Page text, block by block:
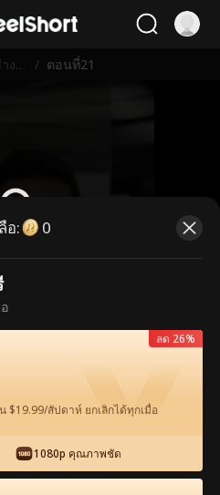
งก่
/ ตอนที่21
ยม กรุณาปลดล็อก
บชม
ดูฟรีในแอป
อ: 0
$19.99/สัปดาห์ ยกเลิกได้ทุกเมื่อ
1080p คุณภาพชัด
ลด 26%